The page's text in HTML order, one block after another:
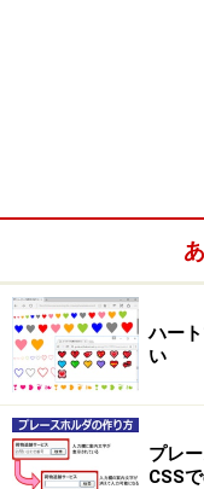
ハー
い
プレ
CSS